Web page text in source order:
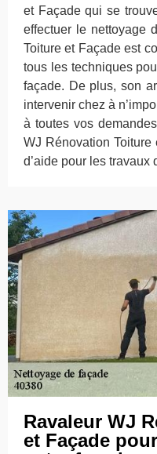
et Façade qui se
effectuer le nettoyage
Toiture et Façade est
tous les techniques
façade. De plus, son
intervenir chez à
à toutes vos
WJ Rénovation
d’aide pour les travaux
Ravaleur WJ
et Façade